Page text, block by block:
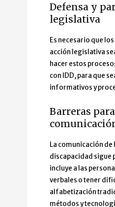
Defensa y
legislativa
Es necesario que
acción legislativa
hacer estos
con IDD, para que
informativos y
Barreras
La comunicación de
discapacidad sigue
incluye a las
verbales o tener
alfabetización
métodos y